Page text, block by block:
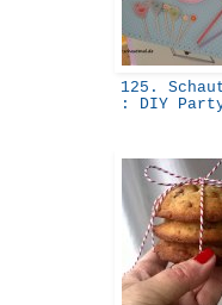
125.
: DIY